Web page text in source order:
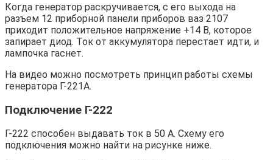
Когда генератор раскручивается, с его выхода на
разъем 12 приборной панели приборов ваз 2107
приходит положительное напряжение +14 В, которое
запирает диод. Ток от аккумулятора перестает идти, и
лампочка гаснет.
На видео можно посмотреть принцип работы схемы
генератора Г-221А.
Подключение Г-222
Г-222 способен выдавать ток в 50 А. Схему его
подключения можно найти на рисунке ниже.